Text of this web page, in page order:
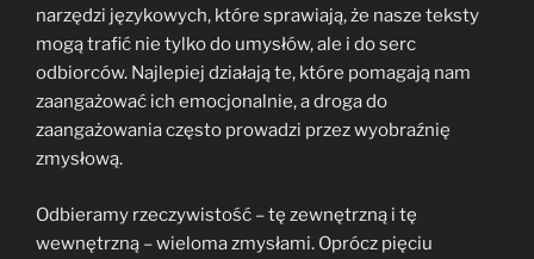
narzędzi językowych, które sprawiają, że nasze teksty
mogą trafić nie tylko do umysłów, ale i do serc
odbiorców. Najlepiej działają te, które pomagają nam
zaangażować ich emocjonalnie, a droga do
zaangażowania często prowadzi przez wyobraźnię
zmysłową.
Odbieramy rzeczywistość – tę zewnętrzną i tę
wewnętrzną – wieloma zmysłami. Oprócz pięciu